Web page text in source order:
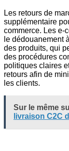
Les retours de
supplémentaire
commerce. Les e-
le dédouanement
des produits, qui
des procédures
politiques claires
retours afin de
les clients.
Sur le même
livraison C2C